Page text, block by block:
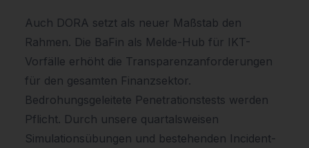
Auch DORA setzt als neuer Maßstab den
Rahmen. Die BaFin als Melde-Hub für IKT-
Vorfälle erhöht die Transparenzanforderungen
für den gesamten Finanzsektor.
Bedrohungsgeleitete Penetrationstests werden
Pflicht. Durch unsere quartalsweisen
Simulationsübungen und bestehenden Incident-